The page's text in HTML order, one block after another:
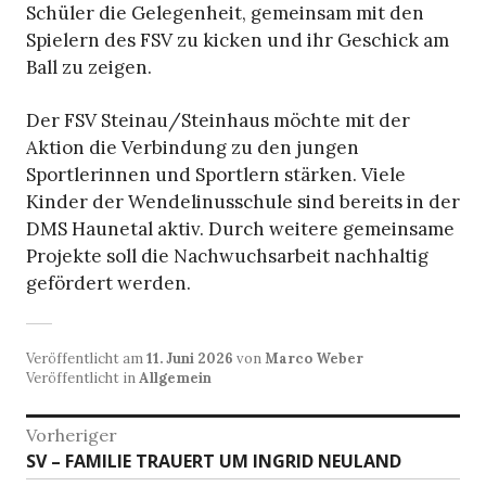
Schüler die Gelegenheit, gemeinsam mit den
Spielern des FSV zu kicken und ihr Geschick am
Ball zu zeigen.
Der FSV Steinau/Steinhaus möchte mit der
Aktion die Verbindung zu den jungen
Sportlerinnen und Sportlern stärken. Viele
Kinder der Wendelinusschule sind bereits in der
DMS Haunetal aktiv. Durch weitere gemeinsame
Projekte soll die Nachwuchsarbeit nachhaltig
gefördert werden.
Veröffentlicht am11. Juni 2026 vonMarco Weber
Veröffentlicht inAllgemein
Beitragsnavigation
Vorheriger
Vorheriger
Beitrag:
SV – FAMILIE TRAUERT UM INGRID NEULAND